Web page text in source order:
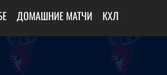
ДОМАШНИЕ МАТЧИ КХЛ